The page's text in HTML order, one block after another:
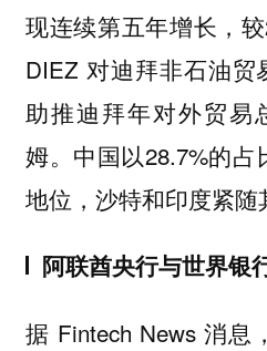
现连续第五年增长，较
DIEZ 对迪拜非石油贸
助推迪拜年对外贸易
姆。中国以28.7%的
地位，沙特和印度紧随
阿联酋央行与世界银
据 Fintech News 消息